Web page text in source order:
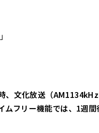
、文化放送（
フリー機能では、1週間